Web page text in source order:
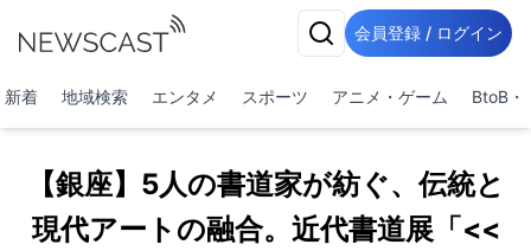
会員登録 / ログイン
新着 地域検索 エンタメ スポーツ アニメ・ゲーム BtoB・
【銀座】5人の書道家が紡ぐ、伝統と
現代アートの融合。近代書道展「<<